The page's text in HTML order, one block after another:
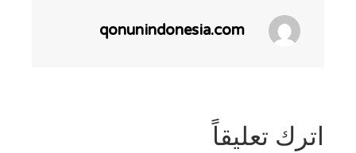
qonunindonesia.com
اترك تعليقاً